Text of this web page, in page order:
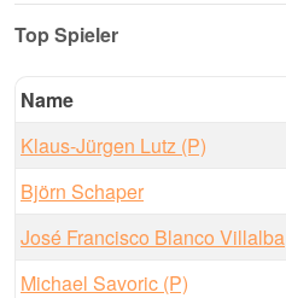
Top Spieler
Name
Klaus-Jürgen Lutz (P)
Björn Schaper
José Francisco Blanco Villalba
Michael Savoric (P)